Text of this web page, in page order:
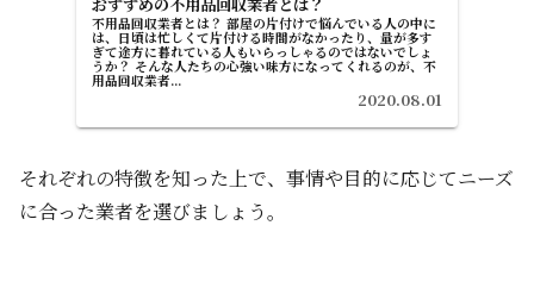
不用品回収業者とは？ 部屋の片付けで悩んでいる人の中に
は、日頃は忙しくて片付ける時間がなかったり、量が多す
ぎて途方に暮れている人もいらっしゃるのではないでしょ
うか？ そんな人たちの心強い味方になってくれるのが、不
用品回収業者...
2020.08.01
それぞれの特徴を知った上で、事情や目的に応じてニーズ
に合った業者を選びましょう。